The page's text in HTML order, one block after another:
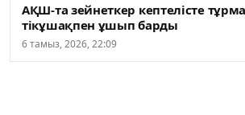
АҚШ-та зейнеткер кептелісте
тікұшақпен ұшып барды
6 тамыз, 2026, 22:09